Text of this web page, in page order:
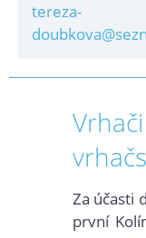
tereza-
Za účasti
první